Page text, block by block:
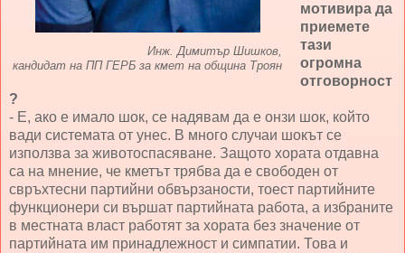
Инж. Димитър Шишков,
кандидат на ПП ГЕРБ за кмет на община Троян
мотивира да
приемете
тази
огромна
отговорност
?
- Е, ако е имало шок, се надявам да е онзи шок, който
вади системата от унес. В много случаи шокът се
използва за животоспасяване. Защото хората отдавна
са на мнение, че кметът трябва да е свободен от
свръхтесни партийни обвързаности, тоест партийните
функционери си вършат партийната работа, а избраните
в местната власт работят за хората без значение от
партийната им принадлежност и симпатии. Това и